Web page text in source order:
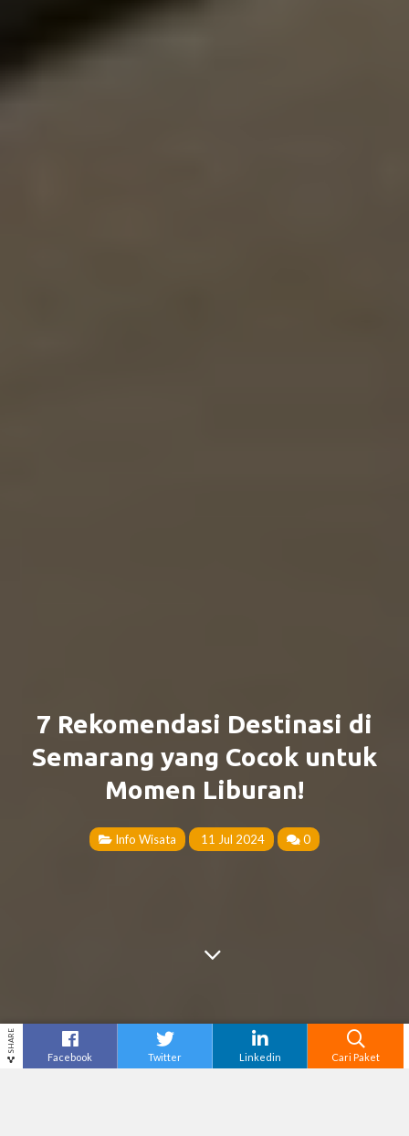
SHARE
Facebook Twitter Linkedin Cari Paket
7 Rekomendasi Destinasi di
Semarang yang Cocok untuk
Momen Liburan!
Info Wisata 11 Jul 2024 0